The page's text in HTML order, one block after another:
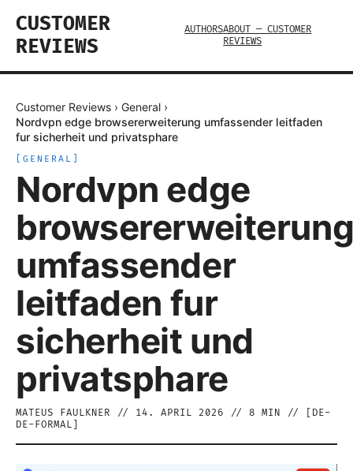
CUSTOMER
REVIEWS
AUTHORSABOUT — CUSTOMER
REVIEWS
Customer Reviews › General ›
Nordvpn edge browsererweiterung umfassender leitfaden
fur sicherheit und privatsphare
GENERAL
Nordvpn edge
umfassender
leitfaden fur
sicherheit und
privatsphare
MATEUS FAULKNER // 14. APRIL 2026 // 8 MIN // [ DE-
DE-FORMAL